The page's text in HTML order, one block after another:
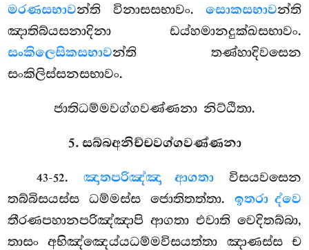
මරණසභාවන්ති විනාසසභාවං. සොකසභාවන්ති
ඤාතිබ්යසනාදිනා ඩය්හමානදුක්ඛසභාවං.
සංකිලෙසිකසභාවන්ති තණ්හාදිවසෙන
සංකිලිස්සනසභාවං.
ජාතිධම්මවග්ගවණ්ණනා නිට්ඨිතා.
5. සබ්බඅනිච්චවග්ගවණ්ණනා
43-52.ඤාතපරිඤ්ඤා ආගතාවිසයවසෙන
තබ්බිසයස්ස ධම්මස්ස ජොතිතත්තා. ඉතරා ද්වෙ
තීරණපහානපරිඤ්ඤාපි ආගතා එවාති වෙදිතබ්බා,
තාසං අභිඤ්ඤෙය්යධම්මවිසයත්තා ඤාණස්ස ච